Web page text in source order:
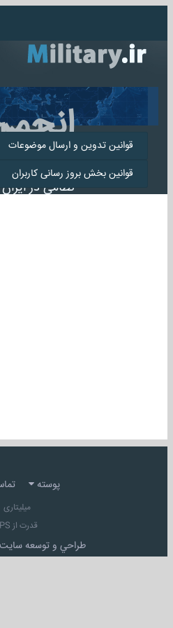
انجمن
نظامی در ایران
قوانین تدوین و ارسال موضوعات
قوانین بخش بروز رسانی کاربران
پوسته
میلیتاری
قدرت از IPS
طراحي و توسعه